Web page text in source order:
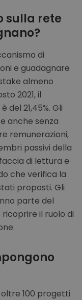
sulla rete
di
e guadagnare
almeno
2021, il
21,45%. Gli
anche senza
remunerazioni,
passivi della
di lettura e
che verifica la
proposti. Gli
parte del
il ruolo di
100 progetti